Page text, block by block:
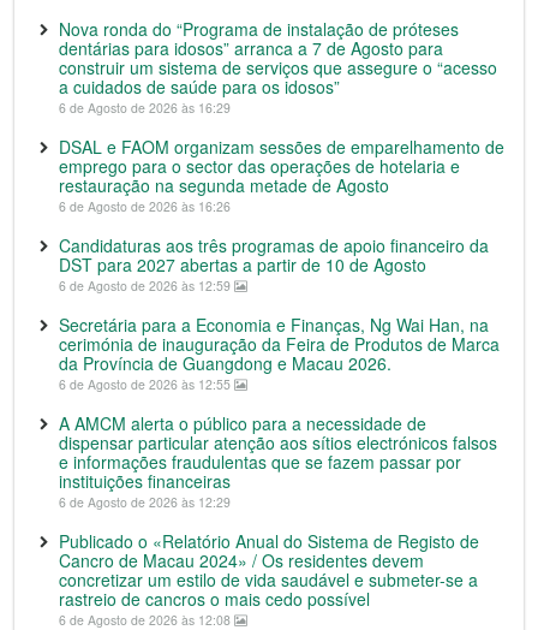
Nova ronda do “Programa de instalação de próteses
dentárias para idosos” arranca a 7 de Agosto para
construir um sistema de serviços que assegure o “acesso
a cuidados de saúde para os idosos”
6 de Agosto de 2026 às 16:29
DSAL e FAOM organizam sessões de emparelhamento de
emprego para o sector das operações de hotelaria e
restauração na segunda metade de Agosto
6 de Agosto de 2026 às 16:26
Candidaturas aos três programas de apoio financeiro da
DST para 2027 abertas a partir de 10 de Agosto
6 de Agosto de 2026 às 12:59
Secretária para a Economia e Finanças, Ng Wai Han, na
cerimónia de inauguração da Feira de Produtos de Marca
da Província de Guangdong e Macau 2026.
6 de Agosto de 2026 às 12:55
A AMCM alerta o público para a necessidade de
dispensar particular atenção aos sítios electrónicos falsos
e informações fraudulentas que se fazem passar por
instituições financeiras
6 de Agosto de 2026 às 12:29
Publicado o «Relatório Anual do Sistema de Registo de
Cancro de Macau 2024» / Os residentes devem
concretizar um estilo de vida saudável e submeter-se a
rastreio de cancros o mais cedo possível
6 de Agosto de 2026 às 12:08